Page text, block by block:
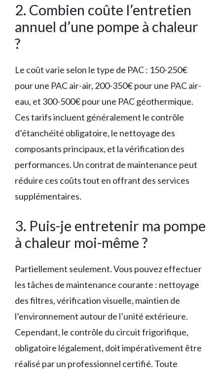
2. Combien coûte l’entretien
annuel d’une pompe à chaleur
?
Le coût varie selon le type de PAC : 150-250€
pour une PAC air-air, 200-350€ pour une PAC air-
eau, et 300-500€ pour une PAC géothermique.
Ces tarifs incluent généralement le contrôle
d’étanchéité obligatoire, le nettoyage des
composants principaux, et la vérification des
performances. Un contrat de maintenance peut
réduire ces coûts tout en offrant des services
supplémentaires.
3. Puis-je entretenir ma pompe
à chaleur moi-même ?
Partiellement seulement. Vous pouvez effectuer
les tâches de maintenance courante : nettoyage
des filtres, vérification visuelle, maintien de
l’environnement autour de l’unité extérieure.
Cependant, le contrôle du circuit frigorifique,
obligatoire légalement, doit impérativement être
réalisé par un professionnel certifié. Toute